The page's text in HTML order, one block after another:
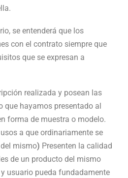
se entenderá que los
con el contrato siempre que
que se expresan a
realizada y posean las
que hayamos presentado al
forma de muestra o modelo.
a que ordinariamente se
mismo) Presenten la calidad
de un producto del mismo
usuario pueda fundadamente